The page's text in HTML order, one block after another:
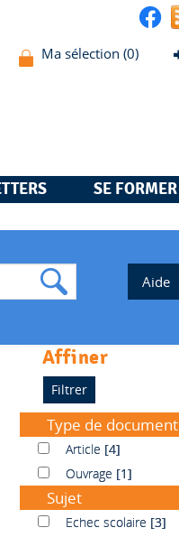
SE FORMER
affiner
Type de document
ArticleArticle [4]
OuvrageOuvrage [1]
Sujet
Echec scolaire
Echec scolaire [3]